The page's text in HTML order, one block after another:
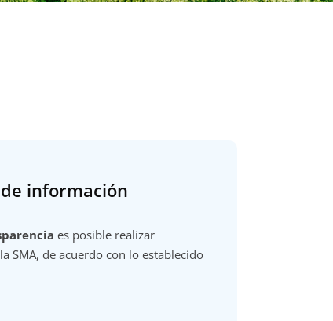
información
es posible realizar
SMA, de acuerdo con lo establecido